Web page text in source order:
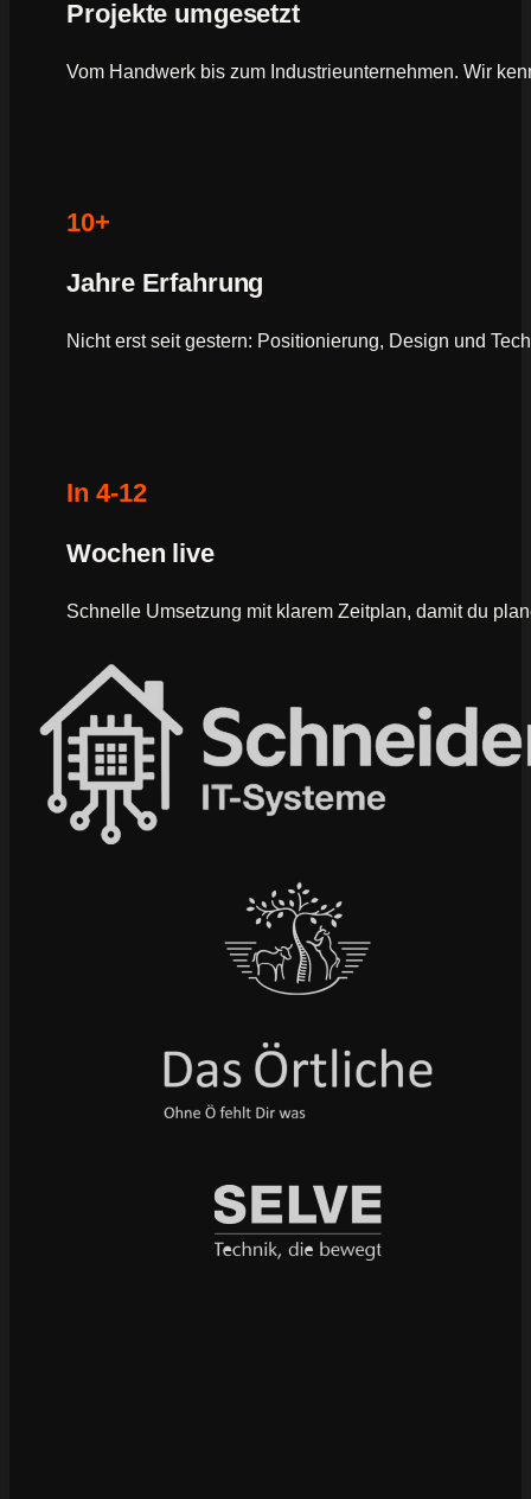
Projekte umgesetzt
Vom Handwerk bis zum Industrieunternehmen. Wir
10+
Jahre Erfahrung
Nicht erst seit gestern: Positionierung, Design und
In 4-12
Wochen live
Schnelle Umsetzung mit klarem Zeitplan, damit du